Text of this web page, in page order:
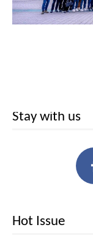
Stay with us
Hot Issue